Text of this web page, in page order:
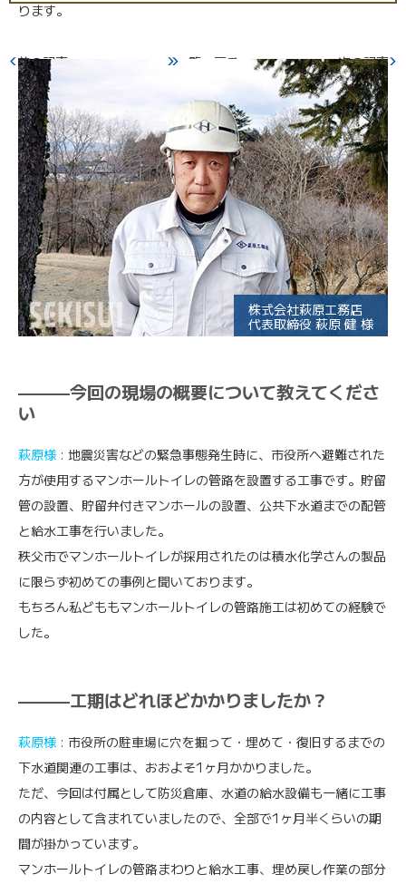
ります。
株式会社萩原工務店
代表取締役 萩原 健 様
———今回の現場の概要について教えてくださ
い
萩原様 : 地震災害などの緊急事態発生時に、市役所へ避難された
方が使用するマンホールトイレの管路を設置する工事です。貯留
管の設置、貯留弁付きマンホールの設置、公共下水道までの配管
と給水工事を行いました。
秩父市でマンホールトイレが採用されたのは積水化学さんの製品
に限らず初めての事例と聞いております。
もちろん私どももマンホールトイレの管路施工は初めての経験で
した。
———工期はどれほどかかりましたか？
萩原様 : 市役所の駐車場に穴を掘って・埋めて・復旧するまでの
下水道関連の工事は、おおよそ1ヶ月かかりました。
ただ、今回は付属として防災倉庫、水道の給水設備も一緒に工事
の内容として含まれていましたので、全部で1ヶ月半くらいの期
間が掛かっています。
マンホールトイレの管路まわりと給水工事、埋め戻し作業の部分
前の記事 一覧へ戻る 次の記事